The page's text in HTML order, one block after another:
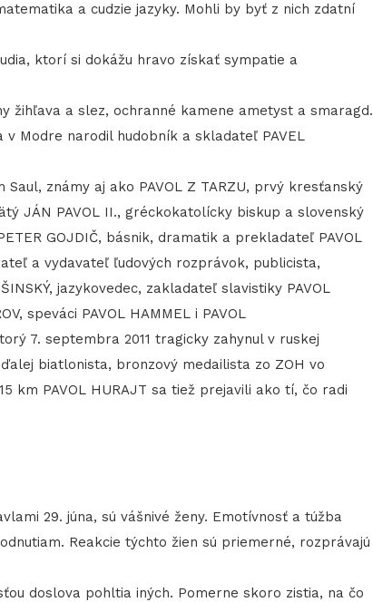
a cudzie jazyky. Mohli by byť z nich zdatní
ktorí si dokážu hravo získať sympatie a
a slez, ochranné kamene ametyst a smaragd.
Modre narodil hudobník a skladateľ PAVEL
známy aj ako PAVOL Z TARZU, prvý kresťanský
JÁN PAVOL II., gréckokatolícky biskup a slovenský
GOJDIČ, básnik, dramatik a prekladateľ PAVOL
a vydavateľ ľudových rozprávok, publicista,
jazykovedec, zakladateľ slavistiky PAVOL
speváci PAVOL HAMMEL i PAVOL
7. septembra 2011 tragicky zahynul v ruskej
biatlonista, bronzový medailista zo ZOH vo
km PAVOL HURAJT sa tiež prejavili ako tí, čo radi
29. júna, sú vášnivé ženy. Emotívnosť a túžba
Reakcie týchto žien sú priemerné, rozprávajú
doslova pohltia iných. Pomerne skoro zistia, na čo